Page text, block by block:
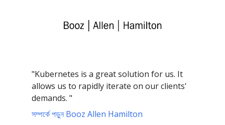
"Kubernetes is a great solution for us. It
allows us to rapidly iterate on our clients'
demands. "
সম্পর্কে পড়ুন Booz Allen Hamilton